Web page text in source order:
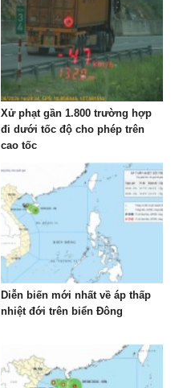
Xử phạt gần 1.800 trường hợp
đi dưới tốc độ cho phép trên
cao tốc
Diễn biến mới nhất về áp thấp
nhiệt đới trên biển Đông